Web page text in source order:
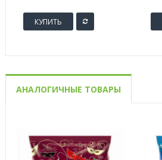
КУПИТЬ
АНАЛОГИЧНЫЕ ТОВАРЫ